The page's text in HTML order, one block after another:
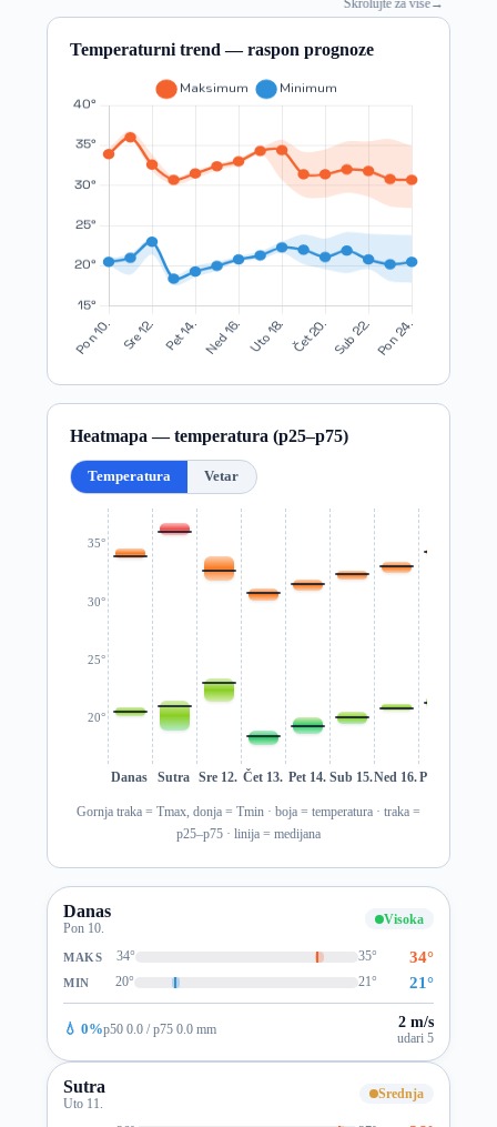
Temperaturni trend — raspon prognoze
Heatmapa — temperatura (p25–p75)
Temperatura Vetar
20°
25°
30°
35°
Danas Sutra Sre 12. Čet 13. Pet 14. Sub 15.Ned 16.Pon 17.
Gornja traka = Tmax, donja = Tmin · boja = temperatura · traka =
p25–p75 · linija = medijana
Danas
Pon 10.
Visoka
MAKS 34° 35° 34°
MIN 20° 21° 21°
💧 0%p50 0.0 / p75 0.0 mm 2 m/s
udari 5
Sutra
Uto 11.
Srednja